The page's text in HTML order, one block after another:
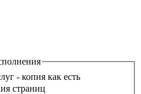
- копия как есть
страниц